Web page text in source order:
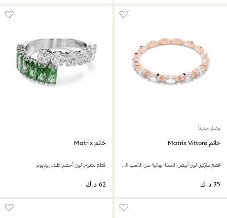
وصل حديثاً
خاتم Matrix Vittore
قطع ماركيز،‎ لون أبيض،‎ لمسة نهائية من الذهب الوردي عيار 18 قيراط
خاتم Matrix
قطع متنوع، لون أخضر، طلاء روديوم